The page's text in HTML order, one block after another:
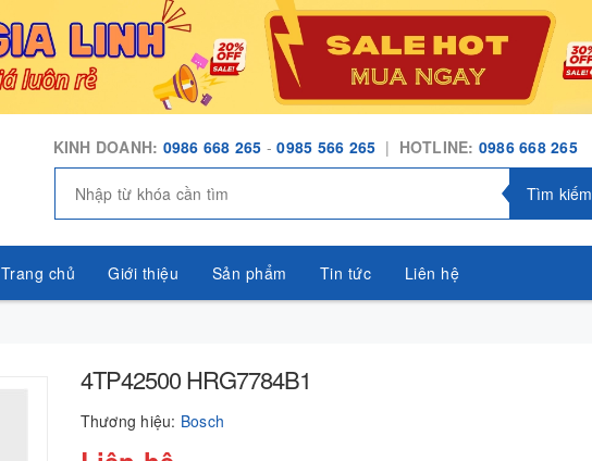
KINH DOANH: 0986 668 265 -0985 566 265 | HOTLINE: 0986 668 265
Tìm kiếm
Trang chủ Giới thiệu Sản phẩm Tin tức Liên hệ
4TP42500 HRG7784B1
Thương hiệu: Bosch